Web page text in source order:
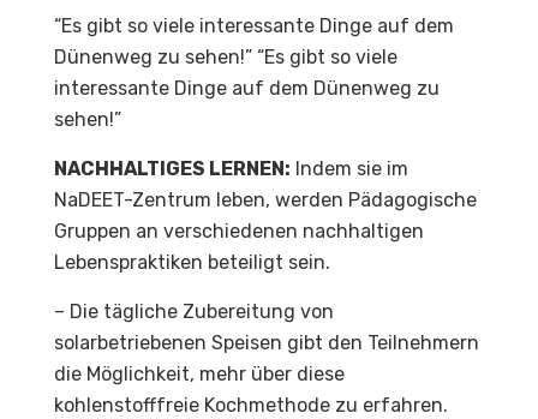
“Es gibt so viele interessante Dinge auf dem
Dünenweg zu sehen!” “Es gibt so viele
interessante Dinge auf dem Dünenweg zu
sehen!”
NACHHALTIGES LERNEN: Indem sie im
NaDEET-Zentrum leben, werden Pädagogische
Gruppen an verschiedenen nachhaltigen
Lebenspraktiken beteiligt sein.
– Die tägliche Zubereitung von
solarbetriebenen Speisen gibt den Teilnehmern
die Möglichkeit, mehr über diese
kohlenstofffreie Kochmethode zu erfahren.